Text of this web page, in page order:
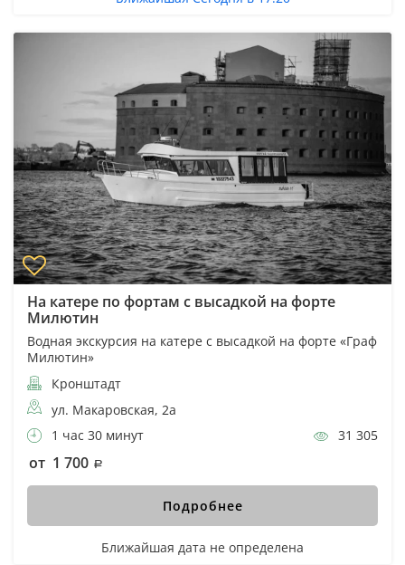
На катере по фортам с высадкой на форте
Милютин
Водная экскурсия на катере с высадкой на форте «Граф
Милютин»
Кронштадт
ул. Макаровская, 2а
1 час 30 минут
31 305
от 1 700
Подробнее
Ближайшая дата не определена